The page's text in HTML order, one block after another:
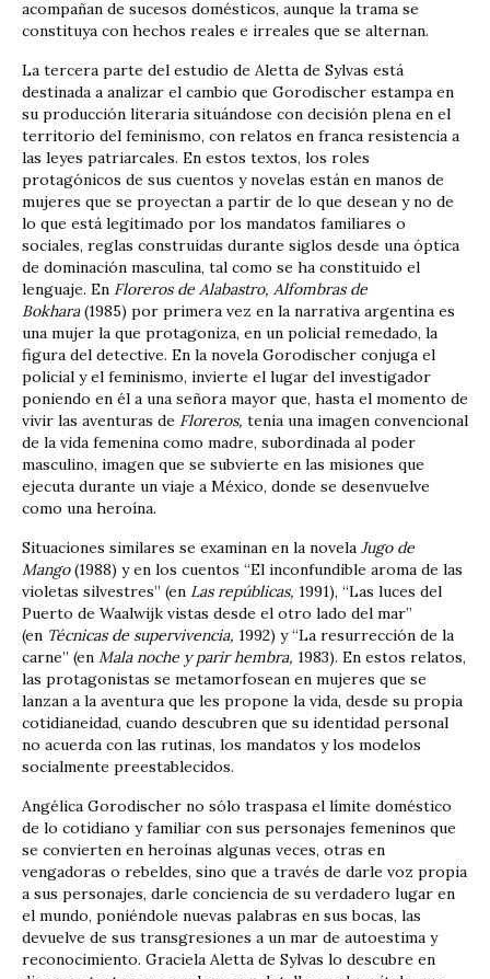
acompañan de sucesos domésticos, aunque la trama se
constituya con hechos reales e irreales que se alternan.
La tercera parte del estudio de Aletta de Sylvas está
destinada a analizar el cambio que Gorodischer estampa en
su producción literaria situándose con decisión plena en el
territorio del feminismo, con relatos en franca resistencia a
las leyes patriarcales. En estos textos, los roles
protagónicos de sus cuentos y novelas están en manos de
mujeres que se proyectan a partir de lo que desean y no de
lo que está legitimado por los mandatos familiares o
sociales, reglas construidas durante siglos desde una óptica
de dominación masculina, tal como se ha constituido el
lenguaje. En Floreros de Alabastro, Alfombras de
Bokhara(1985) por primera vez en la narrativa argentina es
una mujer la que protagoniza, en un policial remedado, la
figura del detective. En la novela Gorodischer conjuga el
policial y el feminismo, invierte el lugar del investigador
poniendo en él a una señora mayor que, hasta el momento de
vivir las aventuras de Floreros, tenía una imagen convencional
de la vida femenina como madre, subordinada al poder
masculino, imagen que se subvierte en las misiones que
ejecuta durante un viaje a México, donde se desenvuelve
como una heroína.
Situaciones similares se examinan en la novela Jugo de
Mango(1988) y en los cuentos “El inconfundible aroma de las
violetas silvestres” (en Las repúblicas, 1991), “Las luces del
Puerto de Waalwijk vistas desde el otro lado del mar”
(en Técnicas de supervivencia, 1992) y “La resurrección de la
carne” (en Mala noche y parir hembra, 1983). En estos relatos,
las protagonistas se metamorfosean en mujeres que se
lanzan a la aventura que les propone la vida, desde su propia
cotidianeidad, cuando descubren que su identidad personal
no acuerda con las rutinas, los mandatos y los modelos
socialmente preestablecidos.
Angélica Gorodischer no sólo traspasa el límite doméstico
de lo cotidiano y familiar con sus personajes femeninos que
se convierten en heroínas algunas veces, otras en
vengadoras o rebeldes, sino que a través de darle voz propia
a sus personajes, darle conciencia de su verdadero lugar en
el mundo, poniéndole nuevas palabras en sus bocas, las
devuelve de sus transgresiones a un mar de autoestima y
reconocimiento. Graciela Aletta de Sylvas lo descubre en